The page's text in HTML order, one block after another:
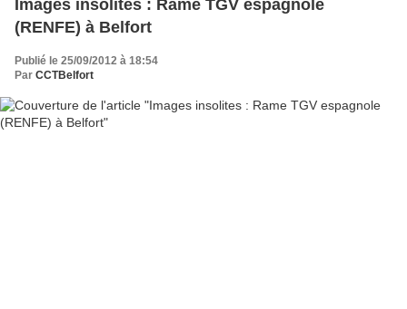
Images insolites : Rame TGV espagnole
(RENFE) à Belfort
Publié le 25/09/2012 à 18:54
Par CCTBelfort